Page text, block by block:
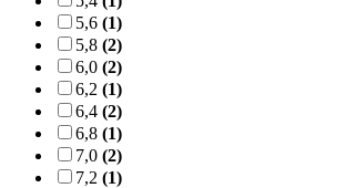
5,6 (1)
5,8 (2)
6,0 (2)
6,2 (1)
6,4 (2)
6,8 (1)
7,0 (2)
7,2 (1)